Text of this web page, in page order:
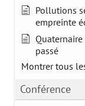
Pollutions
empreinte
passé
Montrer tous
Conférence